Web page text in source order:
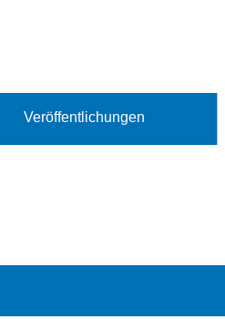
Veröffentlichungen